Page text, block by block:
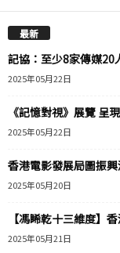
最新
記協：至少8家傳媒20
2025年05月22日
《記憶對視》展覽 呈
2025年05月22日
香港電影發展局圖振
2025年05月20日
【馮睎乾十三維度】
2025年05月21日